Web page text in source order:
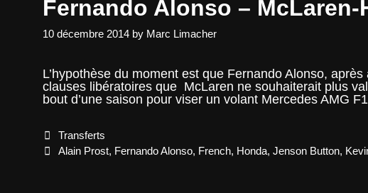
Fernando Alonso –
10 décembre 2014 by Marc Limacher
L’hypothèse du moment est que Fernando Alonso,
clauses libératoires que McLaren ne souhaiterait plus
bout d’une saison pour viser un volant Mercedes AMG
Categories
Transferts
Tags
Alain Prost, Fernando Alonso, French, Honda,Jenson Button,